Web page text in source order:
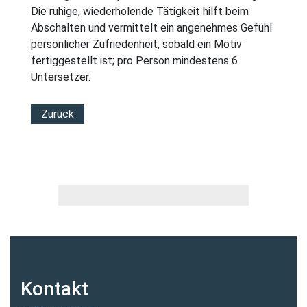
Die ruhige, wiederholende Tätigkeit hilft beim
Abschalten und vermittelt ein angenehmes Gefühl
persönlicher Zufriedenheit, sobald ein Motiv
fertiggestellt ist; pro Person mindestens 6
Untersetzer.
Zurück
Kontakt